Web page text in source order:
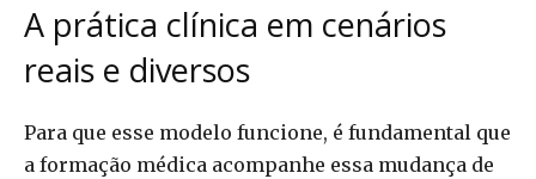
A prática clínica em cenários
reais e diversos
Para que esse modelo funcione, é fundamental que
a formação médica acompanhe essa mudança de